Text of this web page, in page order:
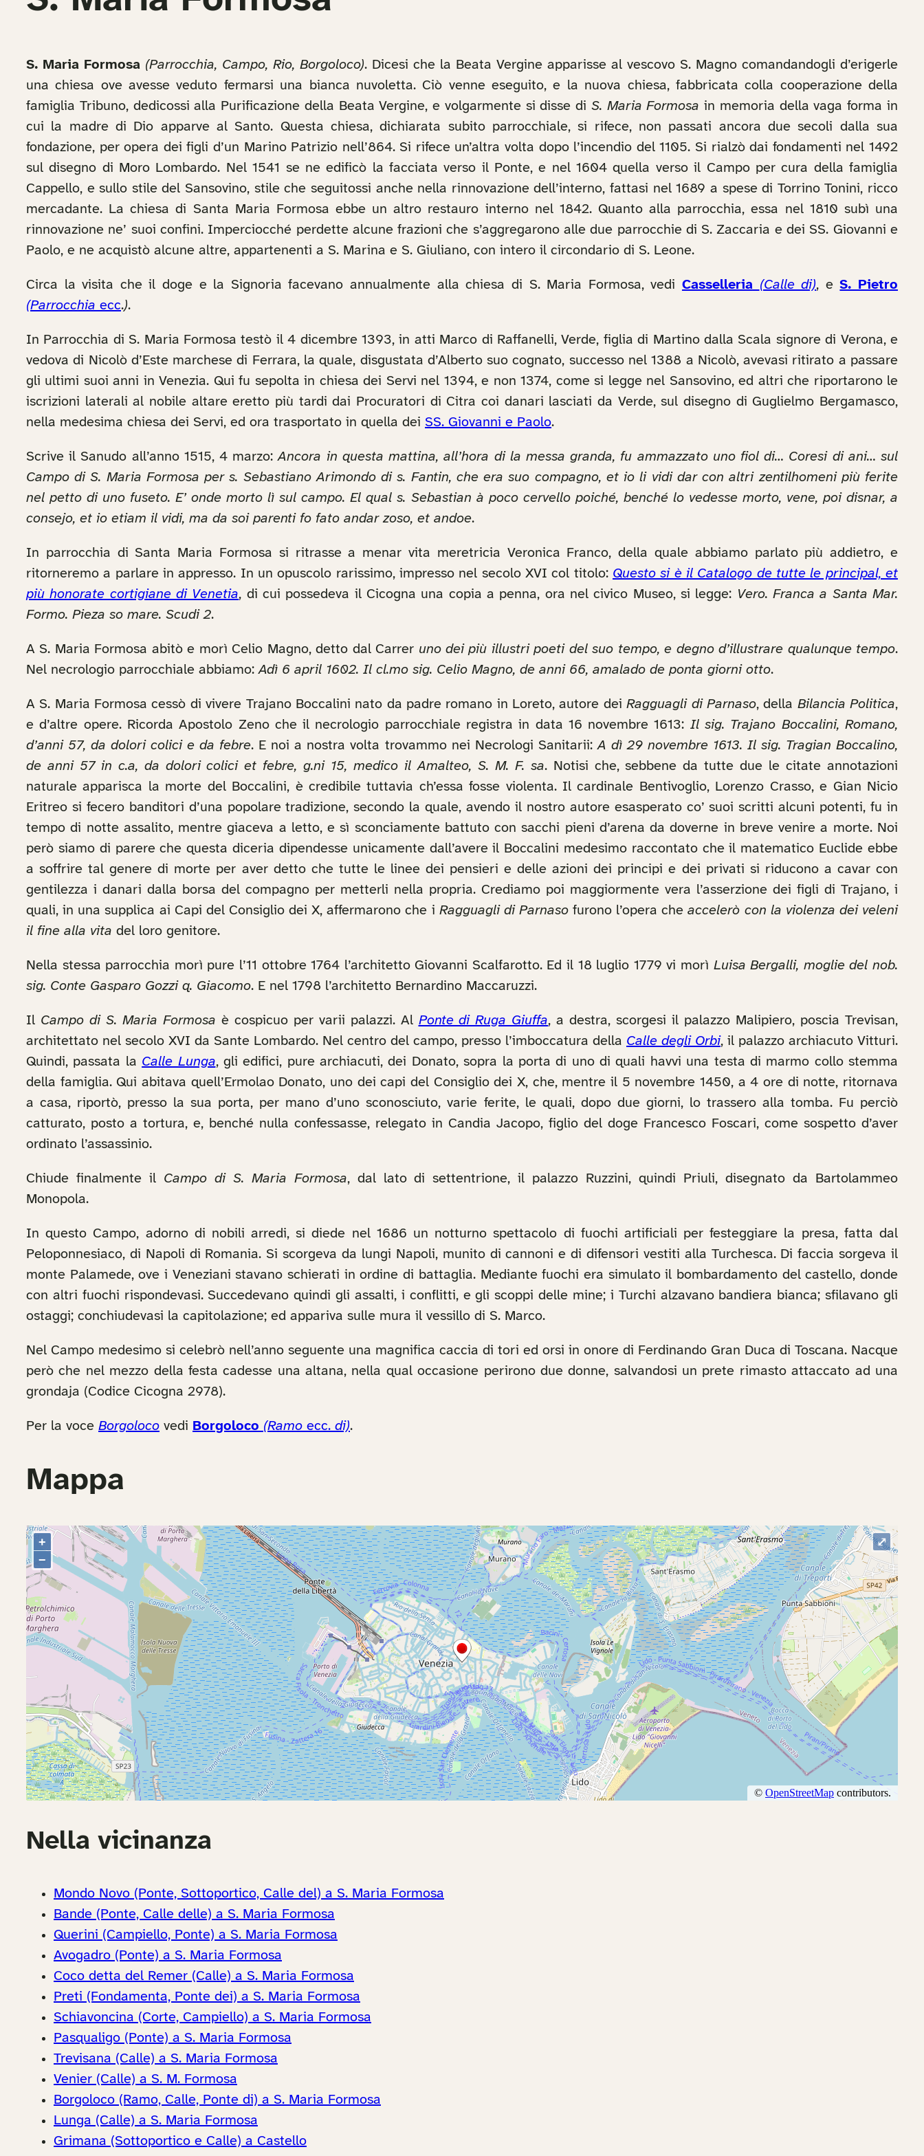
S. Maria Formosa (Parrocchia, Campo, Rio, Borgoloco). Dicesi che la Beata Vergine apparisse al vescovo S. Magno comandandogli d’erigerle
una chiesa ove avesse veduto fermarsi una bianca nuvoletta. Ciò venne eseguito, e la nuova chiesa, fabbricata colla cooperazione della
famiglia Tribuno, dedicossi alla Purificazione della Beata Vergine, e volgarmente si disse di S. Maria Formosa in memoria della vaga forma in
cui la madre di Dio apparve al Santo. Questa chiesa, dichiarata subito parrocchiale, si rifece, non passati ancora due secoli dalla sua
fondazione, per opera dei figli d’un Marino Patrizio nell’864. Si rifece un’altra volta dopo l’incendio del 1105. Si rialzò dai fondamenti nel 1492
sul disegno di Moro Lombardo. Nel 1541 se ne edificò la facciata verso il Ponte, e nel 1604 quella verso il Campo per cura della famiglia
Cappello, e sullo stile del Sansovino, stile che seguitossi anche nella rinnovazione dell’interno, fattasi nel 1689 a spese di Torrino Tonini, ricco
mercadante. La chiesa di Santa Maria Formosa ebbe un altro restauro interno nel 1842. Quanto alla parrocchia, essa nel 1810 subì una
rinnovazione ne’ suoi confini. Imperciocché perdette alcune frazioni che s’aggregarono alle due parrocchie di S. Zaccaria e dei SS. Giovanni e
Paolo, e ne acquistò alcune altre, appartenenti a S. Marina e S. Giuliano, con intero il circondario di S. Leone.
Circa la visita che il doge e la Signoria facevano annualmente alla chiesa di S. Maria Formosa, vedi Casselleria (Calle di), eS. Pietro
(Parrocchia ecc.).
In Parrocchia di S. Maria Formosa testò il 4 dicembre 1393, in atti Marco di Raffanelli, Verde, figlia di Martino dalla Scala signore di Verona, e
vedova di Nicolò d’Este marchese di Ferrara, la quale, disgustata d’Alberto suo cognato, successo nel 1388 a Nicolò, avevasi ritirato a passare
gli ultimi suoi anni in Venezia. Qui fu sepolta in chiesa dei Servi nel 1394, e non 1374, come si legge nel Sansovino, ed altri che riportarono le
iscrizioni laterali al nobile altare eretto più tardi dai Procuratori di Citra coi danari lasciati da Verde, sul disegno di Guglielmo Bergamasco,
nella medesima chiesa dei Servi, ed ora trasportato in quella dei SS. Giovanni e Paolo.
Scrive il Sanudo all’anno 1515, 4 marzo:Ancora in questa mattina, all’hora di la messa granda, fu ammazzato uno fiol di… Coresi di ani… sul
Campo di S. Maria Formosa per s. Sebastiano Arimondo di s. Fantin, che era suo compagno, et io li vidi dar con altri zentilhomeni più ferite
nel petto di uno fuseto. E’ onde morto lì sul campo. El qual s. Sebastian à poco cervello poiché, benché lo vedesse morto, vene, poi disnar, a
consejo, et io etiam il vidi, ma da soi parenti fo fato andar zoso, et andoe.
In parrocchia di Santa Maria Formosa si ritrasse a menar vita meretricia Veronica Franco, della quale abbiamo parlato più addietro, e
ritorneremo a parlare in appresso. In un opuscolo rarissimo, impresso nel secolo XVI col titolo: Questo si è il Catalogo de tutte le principal, et
più honorate cortigiane di Venetia, di cui possedeva il Cicogna una copia a penna, ora nel civico Museo, si legge: Vero. Franca a Santa Mar.
Formo. Pieza so mare. Scudi 2.
A S. Maria Formosa abitò e morì Celio Magno, detto dal Carrer uno dei più illustri poeti del suo tempo, e degno d’illustrare qualunque tempo.
Nel necrologio parrocchiale abbiamo:Adì 6 april 1602. Il cl.mo sig. Celio Magno, de anni 66, amalado de ponta giorni otto.
A S. Maria Formosa cessò di vivere Trajano Boccalini nato da padre romano in Loreto, autore deiRagguagli di Parnaso, della Bilancia Politica,
e d’altre opere. Ricorda Apostolo Zeno che il necrologio parrocchiale registra in data 16 novembre 1613: Il sig. Trajano Boccalini, Romano,
d’anni 57, da dolori colici e da febre. E noi a nostra volta trovammo nei Necrologi Sanitarii:A dì 29 novembre 1613. Il sig. Tragian Boccalino,
de anni 57 in c.a, da dolori colici et febre, g.ni 15, medico il Amalteo, S. M. F. sa. Notisi che, sebbene da tutte due le citate annotazioni
naturale apparisca la morte del Boccalini, è credibile tuttavia ch’essa fosse violenta. Il cardinale Bentivoglio, Lorenzo Crasso, e Gian Nicio
Eritreo si fecero banditori d’una popolare tradizione, secondo la quale, avendo il nostro autore esasperato co’ suoi scritti alcuni potenti, fu in
tempo di notte assalito, mentre giaceva a letto, e sì sconciamente battuto con sacchi pieni d’arena da doverne in breve venire a morte. Noi
però siamo di parere che questa diceria dipendesse unicamente dall’avere il Boccalini medesimo raccontato che il matematico Euclide ebbe
a soffrire tal genere di morte per aver detto che tutte le linee dei pensieri e delle azioni dei principi e dei privati si riducono a cavar con
gentilezza i danari dalla borsa del compagno per metterli nella propria. Crediamo poi maggiormente vera l’asserzione dei figli di Trajano, i
quali, in una supplica ai Capi del Consiglio dei X, affermarono che i Ragguagli di Parnasofurono l’opera cheaccelerò con la violenza dei veleni
il fine alla vita del loro genitore.
Nella stessa parrocchia morì pure l’11 ottobre 1764 l’architetto Giovanni Scalfarotto. Ed il 18 luglio 1779 vi morì Luisa Bergalli, moglie del nob.
sig. Conte Gasparo Gozzi q. Giacomo. E nel 1798 l’architetto Bernardino Maccaruzzi.
Il Campo di S. Maria Formosa è cospicuo per varii palazzi. Al Ponte di Ruga Giuffa, a destra, scorgesi il palazzo Malipiero, poscia Trevisan,
architettato nel secolo XVI da Sante Lombardo. Nel centro del campo, presso l’imboccatura della Calle degli Orbi, il palazzo archiacuto Vitturi.
Quindi, passata la Calle Lunga, gli edifici, pure archiacuti, dei Donato, sopra la porta di uno di quali havvi una testa di marmo collo stemma
della famiglia. Qui abitava quell’Ermolao Donato, uno dei capi del Consiglio dei X, che, mentre il 5 novembre 1450, a 4 ore di notte, ritornava
a casa, riportò, presso la sua porta, per mano d’uno sconosciuto, varie ferite, le quali, dopo due giorni, lo trassero alla tomba. Fu perciò
catturato, posto a tortura, e, benché nulla confessasse, relegato in Candia Jacopo, figlio del doge Francesco Foscari, come sospetto d’aver
ordinato l’assassinio.
Chiude finalmente il Campo di S. Maria Formosa, dal lato di settentrione, il palazzo Ruzzini, quindi Priuli, disegnato da Bartolammeo
Monopola.
In questo Campo, adorno di nobili arredi, si diede nel 1686 un notturno spettacolo di fuochi artificiali per festeggiare la presa, fatta dal
Peloponnesiaco, di Napoli di Romania. Si scorgeva da lungi Napoli, munito di cannoni e di difensori vestiti alla Turchesca. Di faccia sorgeva il
monte Palamede, ove i Veneziani stavano schierati in ordine di battaglia. Mediante fuochi era simulato il bombardamento del castello, donde
con altri fuochi rispondevasi. Succedevano quindi gli assalti, i conflitti, e gli scoppi delle mine; i Turchi alzavano bandiera bianca; sfilavano gli
ostaggi; conchiudevasi la capitolazione; ed appariva sulle mura il vessillo di S. Marco.
Nel Campo medesimo si celebrò nell’anno seguente una magnifica caccia di tori ed orsi in onore di Ferdinando Gran Duca di Toscana. Nacque
però che nel mezzo della festa cadesse una altana, nella qual occasione perirono due donne, salvandosi un prete rimasto attaccato ad una
grondaja (Codice Cicogna 2978).
Per la voce Borgoloco vedi Borgoloco (Ramo ecc. di).
Mappa
Nella vicinanza
Mondo Novo (Ponte, Sottoportico, Calle del) a S. Maria Formosa
Bande (Ponte, Calle delle) a S. Maria Formosa
Querini (Campiello, Ponte) a S. Maria Formosa
Avogadro (Ponte) a S. Maria Formosa
Coco detta del Remer (Calle) a S. Maria Formosa
Preti (Fondamenta, Ponte dei) a S. Maria Formosa
Schiavoncina (Corte, Campiello) a S. Maria Formosa
Pasqualigo (Ponte) a S. Maria Formosa
Trevisana (Calle) a S. Maria Formosa
Venier (Calle) a S. M. Formosa
Borgoloco (Ramo, Calle, Ponte di) a S. Maria Formosa
Lunga (Calle) a S. Maria Formosa
Grimana (Sottoportico e Calle) a Castello